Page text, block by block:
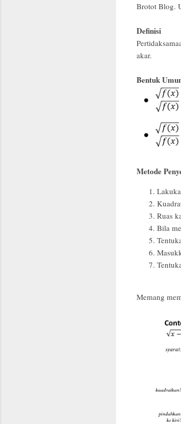
Brotot Blog.
Definisi
akar.
Bentuk
Metode
Ruas
Bila
Memang